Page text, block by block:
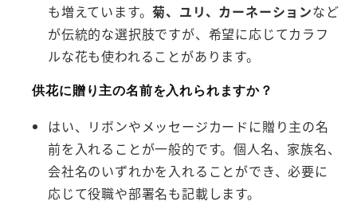
も増えています。菊、ユリ、カーネーションなど
が伝統的な選択肢ですが、希望に応じてカラフ
ルな花も使われることがあります。
供花に贈り主の名前を入れられますか？
はい、リボンやメッセージカードに贈り主の名
前を入れることが一般的です。個人名、家族名、
会社名のいずれかを入れることができ、必要に
応じて役職や部署名も記載します。